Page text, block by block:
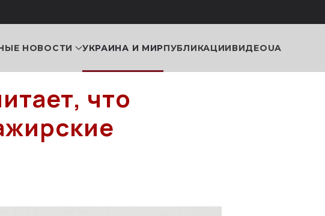
НОВОСТИ УКРАИНА И МИРПУБЛИКАЦИИВИДЕОUA
что